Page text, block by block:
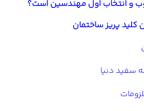
و انتخاب اول مهندسین است؟
کلید پریز ساختمان